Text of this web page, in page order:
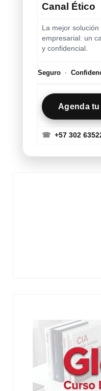
Canal Ético
La mejor
empresarial: un
y confidencial.
Seguro ·
Agenda
☎ +57 302